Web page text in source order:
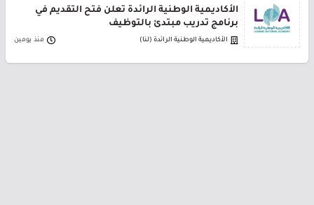
الأكاديمية الوطنية الرائدة تعلن فتح التقديم في
برنامج تدريب مبتدئ بالتوظيف
الأكاديمية الوطنية الرائدة (لنا) منذ يومين